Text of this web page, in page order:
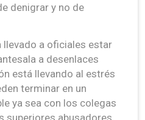
denigrar y no de
llevado a oficiales estar
a desenlaces
está llevando al estrés
terminar en un
ya sea con los colegas
superiores abusadores